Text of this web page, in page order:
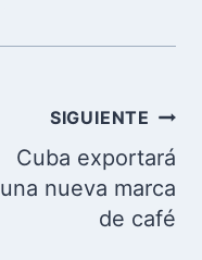
SIGUIENTE
Cuba exportará
una nueva marca
de café